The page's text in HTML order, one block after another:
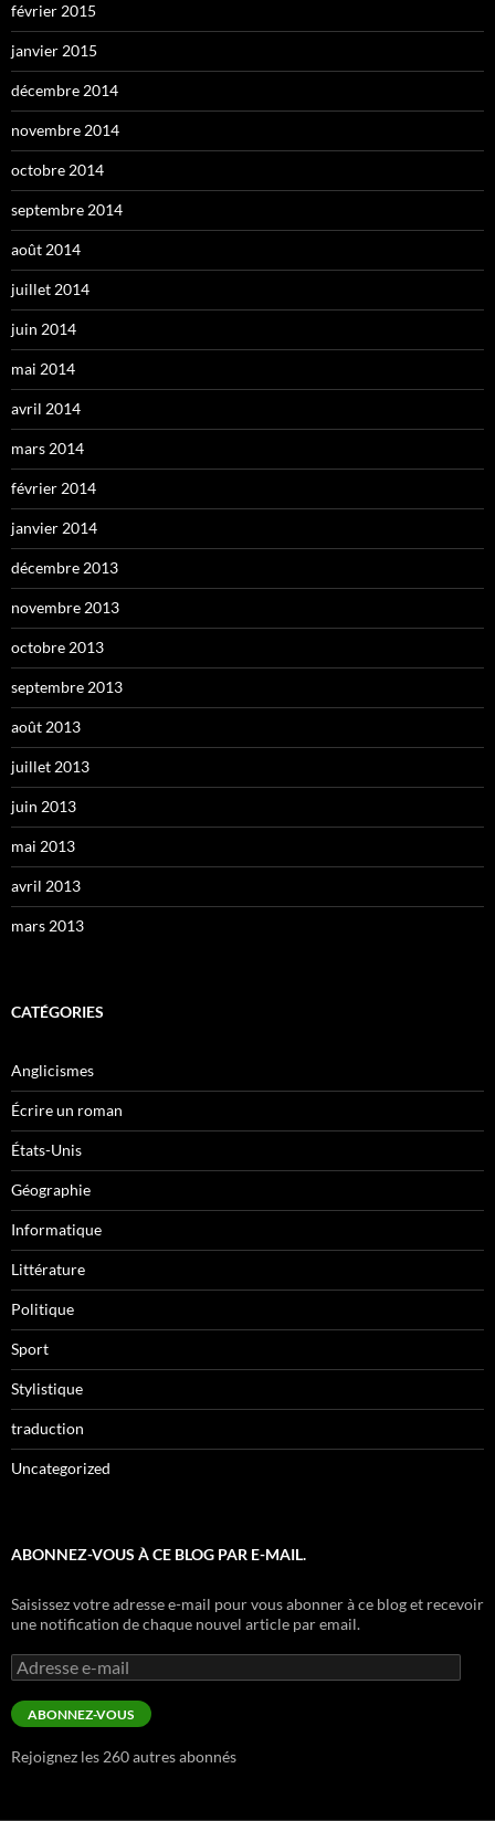
février 2015
janvier 2015
décembre 2014
novembre 2014
octobre 2014
septembre 2014
août 2014
juillet 2014
juin 2014
mai 2014
avril 2014
mars 2014
février 2014
janvier 2014
décembre 2013
novembre 2013
octobre 2013
septembre 2013
août 2013
juillet 2013
juin 2013
mai 2013
avril 2013
mars 2013
CATÉGORIES
Anglicismes
Écrire un roman
États-Unis
Géographie
Informatique
Littérature
Politique
Sport
Stylistique
traduction
Uncategorized
ABONNEZ-VOUS À CE BLOG PAR E-MAIL.
Saisissez votre adresse e-mail pour vous abonner à ce blog et recevoir
une notification de chaque nouvel article par email.
Adresse
e-
mail
ABONNEZ-VOUS
Rejoignez les 260 autres abonnés